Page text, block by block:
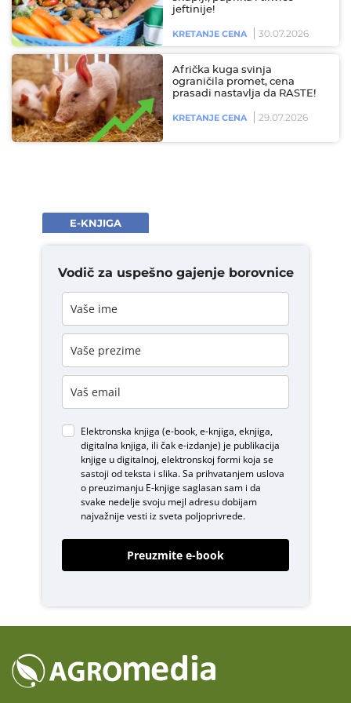
jeftinije!
KRETANJE CENA 30.07.2026
Afrička kuga svinja
ograničila promet, cena
prasadi nastavlja da RASTE!
KRETANJE CENA 29.07.2026
E-KNJIGA
Vodič za uspešno gajenje borovnice
Elektronska knjiga (e-book, e-knjiga, eknjiga,
digitalna knjiga, ili čak e-izdanje) je publikacija
knjige u digitalnoj, elektronskoj formi koja se
sastoji od teksta i slika. Sa prihvatanjem uslova
o preuzimanju E-knjigesaglasan sam i da
svake nedelje svoju mejl adresu dobijam
najvažnije vesti iz sveta poljoprivrede.
Preuzmite e-book